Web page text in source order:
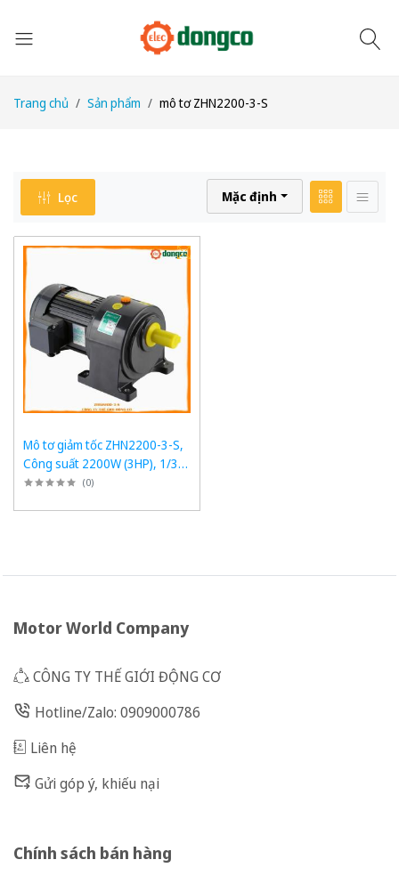
Trang chủ Sản phẩm mô tơ ZHN2200-3-S
Lọc Mặc định
Mô tơ giảm tốc ZHN2200-3-S,
Công suất 2200W (3HP), 1/3,
Chân đế
(0)
Motor World Company
CÔNG TY THẾ GIỚI ĐỘNG CƠ
Hotline/Zalo: 0909000786
Liên hệ
Gửi góp ý, khiếu nại
Chính sách bán hàng